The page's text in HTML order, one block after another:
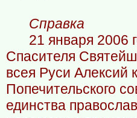
Справка
21 января 2006
Спасителя
всея Руси Алексий
Попечительского
единства